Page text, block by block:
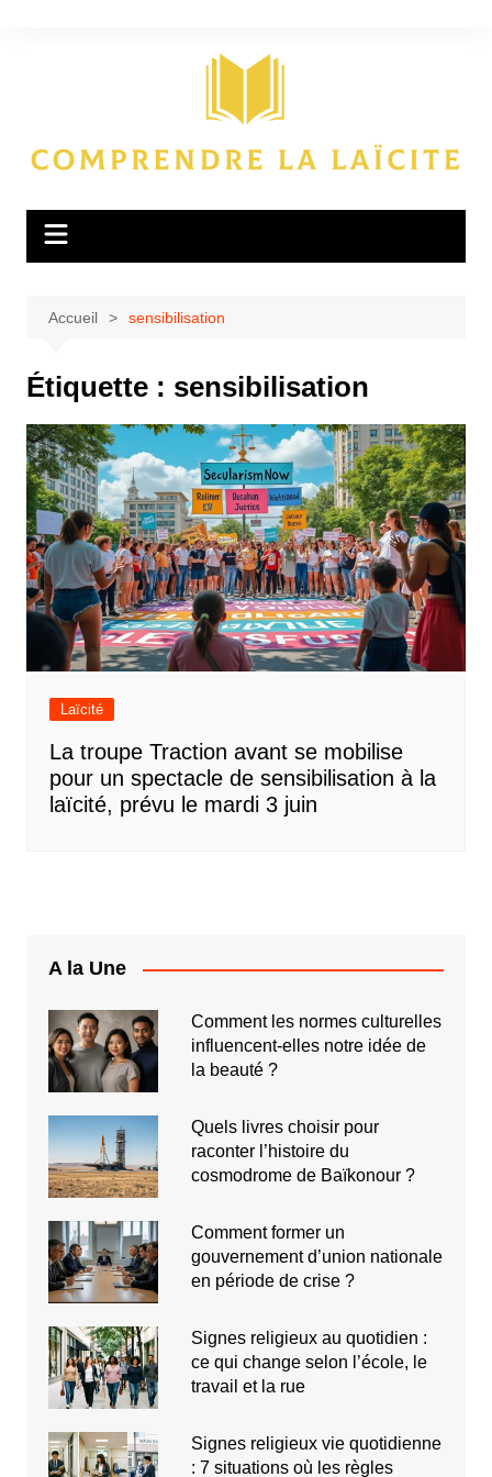
Accueil sensibilisation
Étiquette : sensibilisation
Laïcité
La troupe Traction avant se mobilise
pour un spectacle de sensibilisation à la
laïcité, prévu le mardi 3 juin
A la Une
Comment les normes culturelles
influencent-elles notre idée de
la beauté ?
Quels livres choisir pour
raconter l’histoire du
cosmodrome de Baïkonour ?
Comment former un
gouvernement d’union nationale
en période de crise ?
Signes religieux au quotidien :
ce qui change selon l’école, le
travail et la rue
Signes religieux vie quotidienne
: 7 situations où les règles